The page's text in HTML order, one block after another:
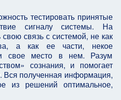
тестировать принятые
сигналу системы. На
связь с системой, не как
а как ее части, некое
свое место в нем. Разум
сознания, и помогает
Вся полученная информация,
из решений оптимальное,